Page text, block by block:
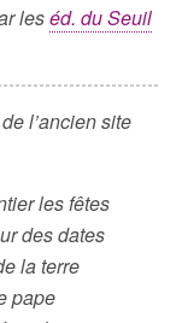
leséd. du Seuil
l’ancien site
les fêtes
des dates
la terre
pape